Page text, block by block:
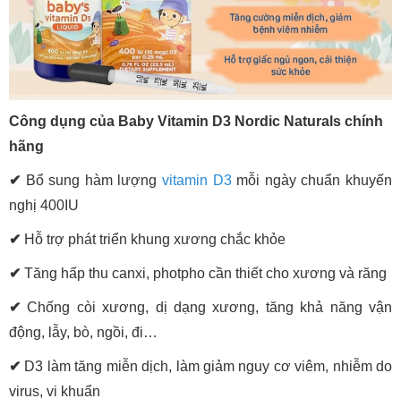
Công dụng của Baby Vitamin D3 Nordic Naturals chính
hãng
✔ Bổ sung hàm lượngvitamin D3mỗi ngày chuẩn khuyến
nghị 400IU
✔ Hỗ trợ phát triển khung xương chắc khỏe
✔ Tăng hấp thu canxi, photpho cần thiết cho xương và răng
✔Chống còi xương, dị dạng xương, tăng khả năng vận
động, lẫy, bò, ngồi, đi…
✔ D3 làm tăng miễn dịch, làm giảm nguy cơ viêm, nhiễm do
virus, vi khuẩn